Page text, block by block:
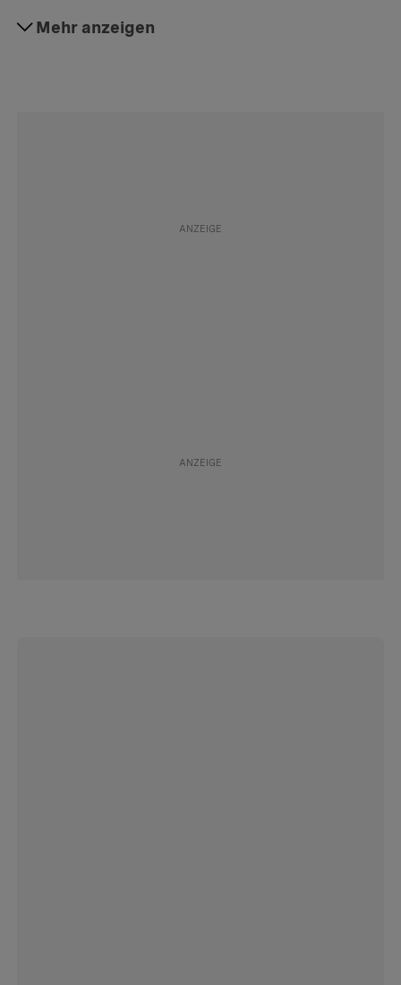
Mehr anzeigen
#Arbeit